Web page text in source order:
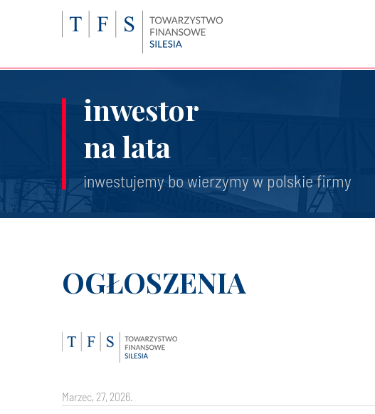
inwestor
na lata
inwestujemy bo wierzymy w polskie firmy
OGŁOSZENIA
marzec, 27, 2026.